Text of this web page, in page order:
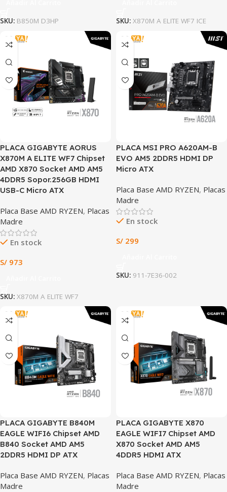
SKU: B850M D3HP SKU: X870M A ELITE WF7 ICE
PLACA GIGABYTE AORUS
X870M A ELITE WF7 Chipset
AMD X870 Socket AMD AM5
4DDR5 Sopor.256GB HDMI
USB-C Micro ATX
Placa Base AMD RYZEN, Placas
Madre
En stock
S/ 973
SKU: X870M A ELITE WF7
PLACA MSI PRO A620AM-B
EVO AM5 2DDR5 HDMI DP
Micro ATX
Placa Base AMD RYZEN, Placas
Madre
En stock
S/ 299
SKU: 911-7E36-002
PLACA GIGABYTE B840M
EAGLE WIFI6 Chipset AMD
B840 Socket AMD AM5
2DDR5 HDMI DP ATX
Placa Base AMD RYZEN, Placas
Madre
PLACA GIGABYTE X870
EAGLE WIFI7 Chipset AMD
X870 Socket AMD AM5
4DDR5 HDMI ATX
Placa Base AMD RYZEN, Placas
Madre